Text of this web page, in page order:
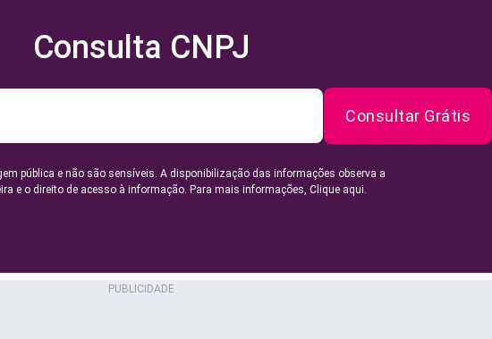
Consulta CNPJ
Consultar Grátis
pública e não são sensíveis. A disponibilização das informações observa a
e o direito de acesso à informação. Para mais informações, Clique aqui.